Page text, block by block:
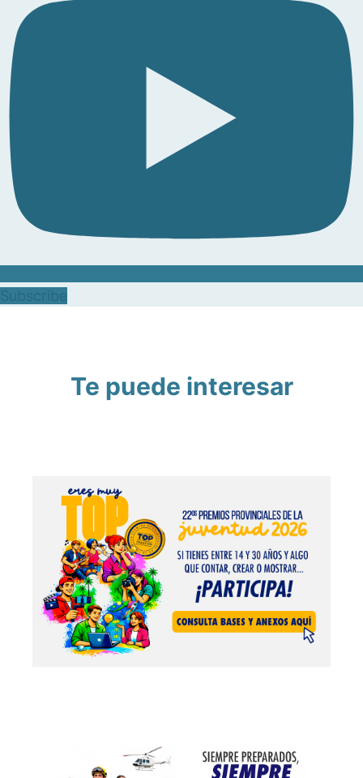
Te puede interesar